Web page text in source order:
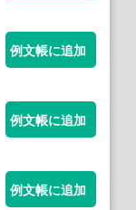
例文帳に追加
例文帳に追加
例文帳に追加